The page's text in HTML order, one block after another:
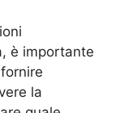
è importante
la